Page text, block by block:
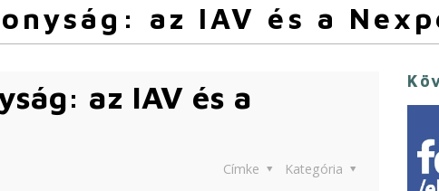
az IAV és a
az IAV és a
Kategória
Címke